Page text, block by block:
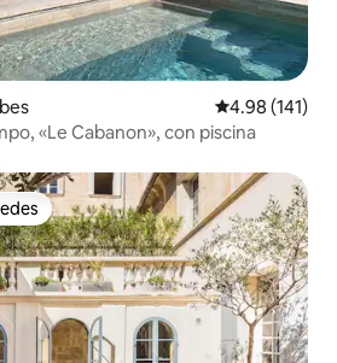
Calificación
4.98 (141)
«Le Cabanon», con piscina